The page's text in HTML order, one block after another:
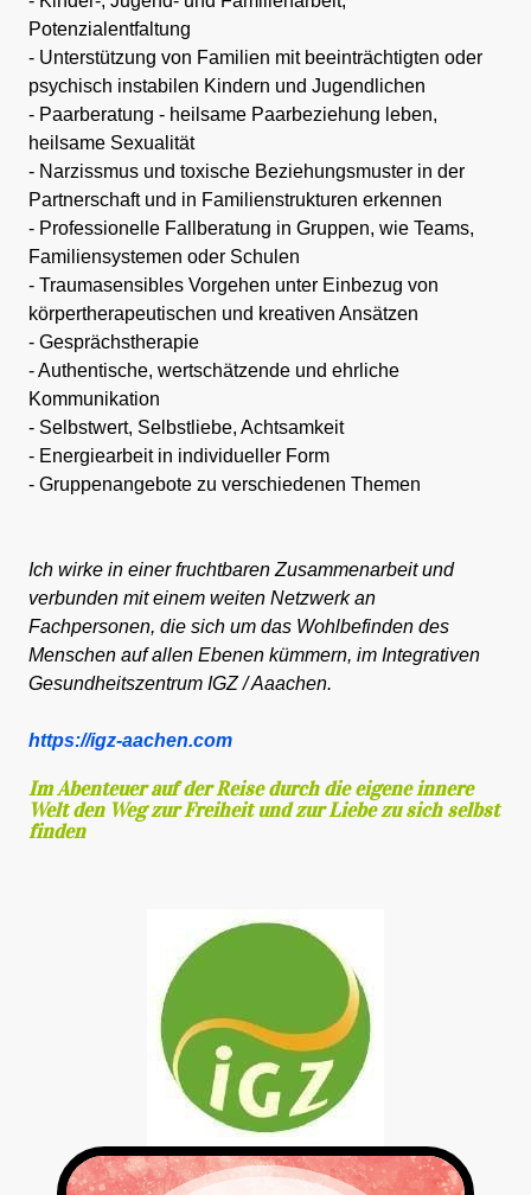
Potenzialentfaltung
- Unterstützung von Familien mit beeinträchtigten oder
psychisch instabilen Kindern und Jugendlichen
- Paarberatung - heilsame Paarbeziehung leben,
heilsame Sexualität
- Narzissmus und toxische Beziehungsmuster in der
Partnerschaft und in Familienstrukturen erkennen
- Professionelle Fallberatung in Gruppen, wie Teams,
Familiensystemen oder Schulen
- Traumasensibles Vorgehen unter Einbezug von
körpertherapeutischen und kreativen Ansätzen
- Gesprächstherapie
- Authentische, wertschätzende und ehrliche
Kommunikation
- Selbstwert, Selbstliebe, Achtsamkeit
- Energiearbeit in individueller Form
- Gruppenangebote zu verschiedenen Themen
Ich wirke in einer fruchtbaren Zusammenarbeit und
verbunden mit einem weiten Netzwerk an
Fachpersonen, die sich um das Wohlbefinden des
Menschen auf allen Ebenen kümmern, im Integrativen
Gesundheitszentrum IGZ / Aaachen.
https://igz-aachen.com
Im Abenteuer auf der Reise durch die eigene innere
Welt den Weg zur Freiheit und zur Liebe zu sich selbst
finden